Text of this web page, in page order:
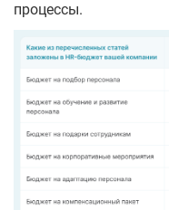
процессы.